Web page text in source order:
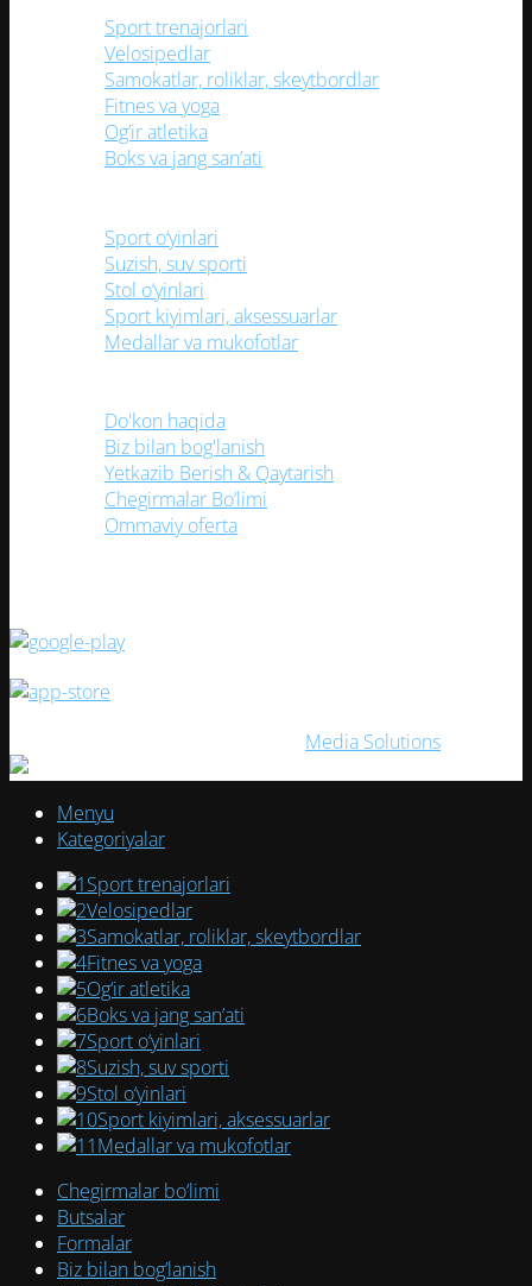
Sport trenajorlari
Velosipedlar
Samokatlar, roliklar, skeytbordlar
Fitnes va yoga
Og’ir atletika
Boks va jang san’ati
Sport o‘yinlari
Suzish, suv sporti
Stol o‘yinlari
Sport kiyimlari, aksessuarlar
Medallar va mukofotlar
Do'kon haqida
Biz bilan bog'lanish
Yetkazib Berish & Qaytarish
Chegirmalar Bo’limi
Ommaviy oferta
Media Solutions
Menyu
Kategoriyalar
Sport trenajorlari
Velosipedlar
Samokatlar, roliklar, skeytbordlar
Fitnes va yoga
Og‘ir atletika
Boks va jang san’ati
Sport o‘yinlari
Suzish, suv sporti
Stol o‘yinlari
Sport kiyimlari, aksessuarlar
Medallar va mukofotlar
Chegirmalar bo’limi
Butsalar
Formalar
Biz bilan bog’lanish